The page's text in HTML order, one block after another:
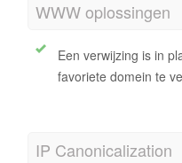
WWW oplossingen
Een verwijzing is in
favoriete domein te
IP Canonicalization